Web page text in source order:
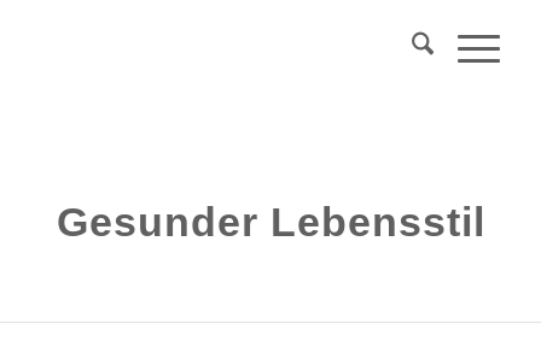
Gesunder Lebensstil